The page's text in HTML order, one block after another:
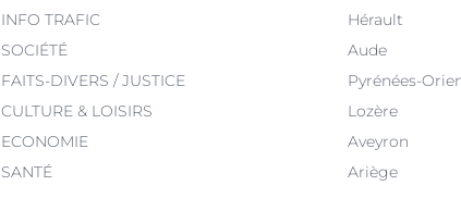
INFO TRAFIC
SOCIÉTÉ
FAITS-DIVERS / JUSTICE
CULTURE & LOISIRS
ECONOMIE
SANTÉ
Hérault
Aude
Pyrénées-
Lozère
Aveyron
Ariège